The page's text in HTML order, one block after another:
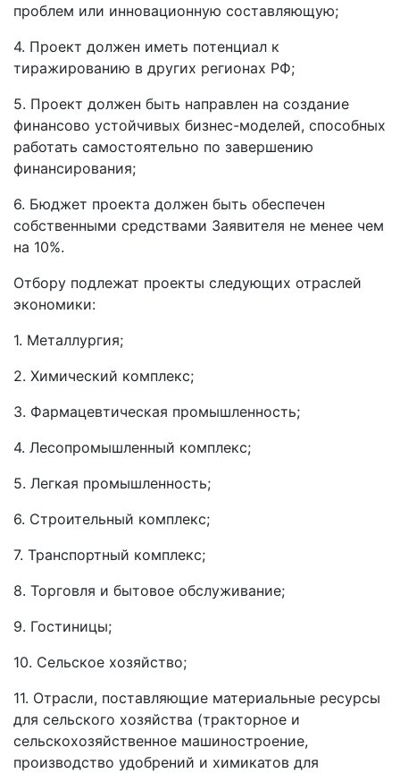
проблем или инновационную составляющую;
4. Проект должен иметь потенциал к
тиражированию в других регионах РФ;
5. Проект должен быть направлен на создание
финансово устойчивых бизнес-моделей, способных
работать самостоятельно по завершению
финансирования;
6. Бюджет проекта должен быть обеспечен
собственными средствами Заявителя не менее чем
на 10%.
Отбору подлежат проекты следующих отраслей
экономики:
1. Металлургия;
2. Химический комплекс;
3. Фармацевтическая промышленность;
4. Лесопромышленный комплекс;
5. Легкая промышленность;
6. Строительный комплекс;
7. Транспортный комплекс;
8. Торговля и бытовое обслуживание;
9. Гостиницы;
10. Сельское хозяйство;
11. Отрасли, поставляющие материальные ресурсы
для сельского хозяйства (тракторное и
сельскохозяйственное машиностроение,
производство удобрений и химикатов для